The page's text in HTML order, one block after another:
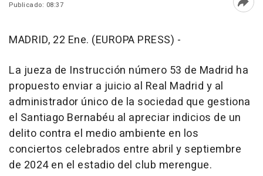
Publicado: 08:37
MADRID, 22 Ene. (EUROPA PRESS) -
La jueza de Instrucción número 53 de Madrid ha
propuesto enviar a juicio al Real Madrid y al
administrador único de la sociedad que gestiona
el Santiago Bernabéu al apreciar indicios de un
delito contra el medio ambiente en los
conciertos celebrados entre abril y septiembre
de 2024 en el estadio del club merengue.